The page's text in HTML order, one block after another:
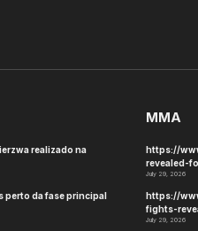
realizado na
perto da fase principal
MMA
https://
revealed-
July 29, 2026
https://
fights-
July 29, 2026